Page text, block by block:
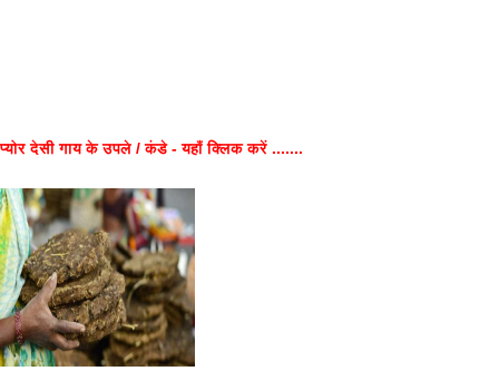
प्योर देसी गाय के उपले / कंडे - यहाँ क्लिक करें .......